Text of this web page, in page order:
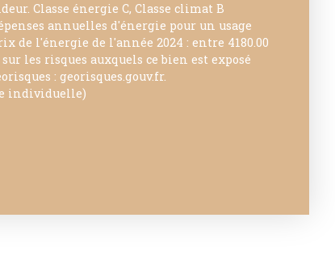
Classe énergie C, Classe climat B
annuelles d'énergie pour un usage
de l'énergie de l'année 2024 : entre 4180.00
les risques auxquels ce bien est exposé
: georisques.gouv.fr.
individuelle)